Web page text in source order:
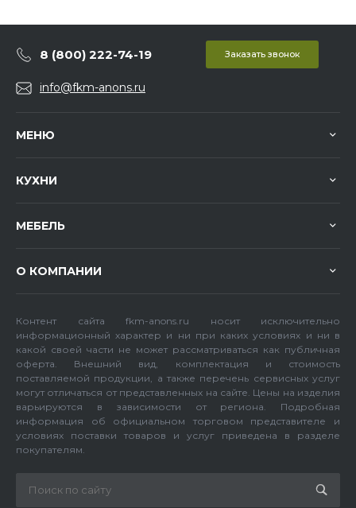
8 (800) 222-74-19 Заказать звонок
info@fkm-anons.ru
МЕНЮ
КУХНИ
МЕБЕЛЬ
О КОМПАНИИ
Контент сайта fkm-anons.ru носит исключительно
информационный характер и ни при каких условиях и ни в
какой своей части не может рассматриваться как публичная
оферта. Внешний вид, комплектация и стоимость
поставляемой продукции, а также перечень сервисных услуг
могут отличаться от представленных на сайте. Цены на изделия
варьируются в зависимости от региона. Подробная
информация об официальном торговом представителе и
условиях поставки товаров и услуг приведена в разделе
покупателям.